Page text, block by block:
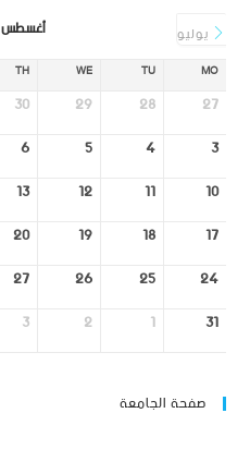
يوليو أغسطس 2026
MO
TU
WE
TH
27
28
29
30
3
4
5
6
10
11
12
13
17
18
19
20
24
25
26
27
31
1
2
3
صفحة الجامعة